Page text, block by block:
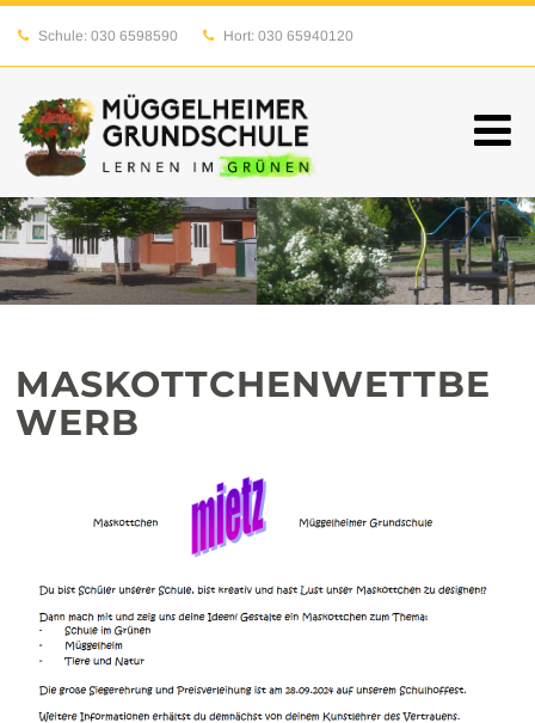
Schule: 030 6598590 Hort: 030 65940120
sekretariat@09G20.schule.berlin.de
MASKOTTCHENWETTBE
WERB